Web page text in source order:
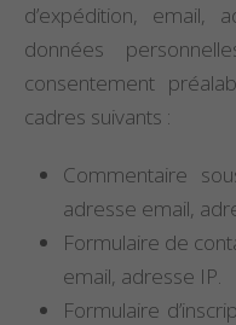
d’expédition, email,
données
consentement
cadres suivants :
Commentaire
adresse email,
Formulaire de
email, adresse IP.
Formulaire